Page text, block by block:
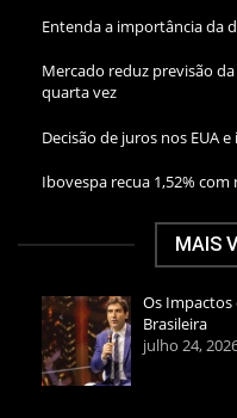
Entenda a importância da
Mercado reduz previsão
quarta vez
Decisão de juros nos EUA
Ibovespa recua 1,52% com
MAIS
Os
Brasileira
julho 24,